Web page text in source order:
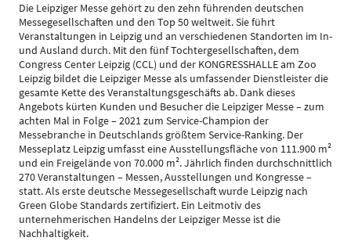
Die Leipziger Messe gehört zu den zehn führenden deutschen
Messegesellschaften und den Top 50 weltweit. Sie führt
Veranstaltungen in Leipzig und an verschiedenen Standorten im In-
und Ausland durch. Mit den fünf Tochtergesellschaften, dem
Congress Center Leipzig (CCL) und der KONGRESSHALLE am Zoo
Leipzig bildet die Leipziger Messe als umfassender Dienstleister die
gesamte Kette des Veranstaltungsgeschäfts ab. Dank dieses
Angebots kürten Kunden und Besucher die Leipziger Messe – zum
achten Mal in Folge – 2021 zum Service-Champion der
Messebranche in Deutschlands größtem Service-Ranking. Der
Messeplatz Leipzig umfasst eine Ausstellungsfläche von 111.900 m²
und ein Freigelände von 70.000 m². Jährlich finden durchschnittlich
270 Veranstaltungen – Messen, Ausstellungen und Kongresse –
statt. Als erste deutsche Messegesellschaft wurde Leipzig nach
Green Globe Standards zertifiziert. Ein Leitmotiv des
unternehmerischen Handelns der Leipziger Messe ist die
Nachhaltigkeit.